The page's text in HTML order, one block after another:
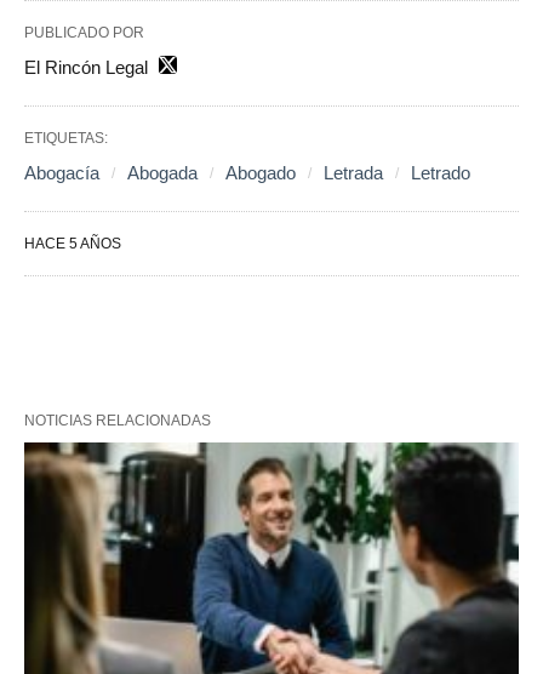
PUBLICADO POR
El Rincón Legal
ETIQUETAS:
Abogacía Abogada Abogado Letrada Letrado
HACE 5 AÑOS
NOTICIAS RELACIONADAS